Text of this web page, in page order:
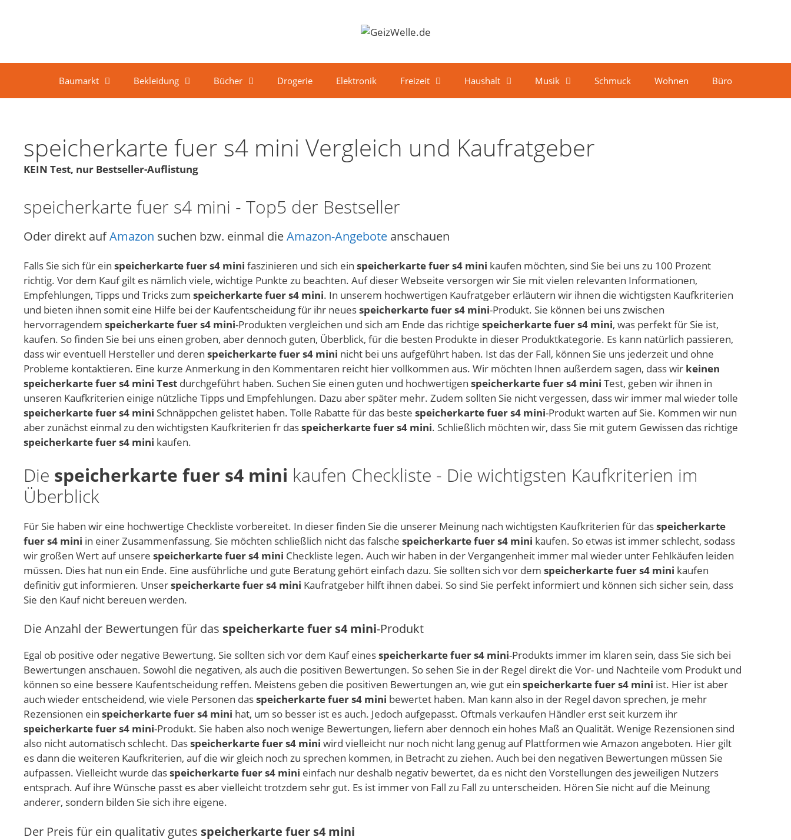
Baumarkt Bekleidung Bücher Drogerie Elektronik Freizeit Haushalt Musik Schmuck Wohnen Büro
speicherkarte fuer s4 mini Vergleich und Kaufratgeber
KEIN Test, nur Bestseller-Auflistung
speicherkarte fuer s4 mini - Top5 der Bestseller
Oder direkt aufAmazon suchen bzw. einmal dieAmazon-Angebote anschauen
Falls Sie sich für ein speicherkarte fuer s4 mini faszinieren und sich ein speicherkarte fuer s4 mini kaufen möchten, sind Sie bei uns zu 100 Prozent
richtig. Vor dem Kauf gilt es nämlich viele, wichtige Punkte zu beachten. Auf dieser Webseite versorgen wir Sie mit vielen relevanten Informationen,
Empfehlungen, Tipps und Tricks zum speicherkarte fuer s4 mini. In unserem hochwertigen Kaufratgeber erläutern wir ihnen die wichtigsten Kaufkriterien
und bieten ihnen somit eine Hilfe bei der Kaufentscheidung für ihr neuesspeicherkarte fuer s4 mini-Produkt. Sie können bei uns zwischen
hervorragendem speicherkarte fuer s4 mini-Produkten vergleichen und sich am Ende das richtige speicherkarte fuer s4 mini, was perfekt für Sie ist,
kaufen. So finden Sie bei uns einen groben, aber dennoch guten, Überblick, für die besten Produkte in dieser Produktkategorie. Es kann natürlich passieren,
dass wir eventuell Hersteller und deren speicherkarte fuer s4 mini nicht bei uns aufgeführt haben. Ist das der Fall, können Sie uns jederzeit und ohne
Probleme kontaktieren. Eine kurze Anmerkung in den Kommentaren reicht hier vollkommen aus. Wir möchten Ihnen außerdem sagen, dass wir keinen
speicherkarte fuer s4 mini Test durchgeführt haben. Suchen Sie einen guten und hochwertigen speicherkarte fuer s4 mini Test, geben wir ihnen in
unseren Kaufkriterien einige nützliche Tipps und Empfehlungen. Dazu aber später mehr. Zudem sollten Sie nicht vergessen, dass wir immer mal wieder tolle
speicherkarte fuer s4 mini Schnäppchen gelistet haben. Tolle Rabatte für das beste speicherkarte fuer s4 mini-Produkt warten auf Sie. Kommen wir nun
aber zunächst einmal zu den wichtigsten Kaufkriterien fr dasspeicherkarte fuer s4 mini. Schließlich möchten wir, dass Sie mit gutem Gewissen das richtige
speicherkarte fuer s4 mini kaufen.
Die speicherkarte fuer s4 mini kaufen Checkliste - Die wichtigsten Kaufkriterien im
Überblick
Für Sie haben wir eine hochwertige Checkliste vorbereitet. In dieser finden Sie die unserer Meinung nach wichtigsten Kaufkriterien für dasspeicherkarte
fuer s4 mini in einer Zusammenfassung. Sie möchten schließlich nicht das falsche speicherkarte fuer s4 mini kaufen. So etwas ist immer schlecht, sodass
wir großen Wert auf unsere speicherkarte fuer s4 mini Checkliste legen. Auch wir haben in der Vergangenheit immer mal wieder unter Fehlkäufen leiden
müssen. Dies hat nun ein Ende. Eine ausführliche und gute Beratung gehört einfach dazu. Sie sollten sich vor dem speicherkarte fuer s4 mini kaufen
definitiv gut informieren. Unserspeicherkarte fuer s4 mini Kaufratgeber hilft ihnen dabei. So sind Sie perfekt informiert und können sich sicher sein, dass
Sie den Kauf nicht bereuen werden.
Die Anzahl der Bewertungen für das speicherkarte fuer s4 mini-Produkt
Egal ob positive oder negative Bewertung. Sie sollten sich vor dem Kauf einesspeicherkarte fuer s4 mini-Produkts immer im klaren sein, dass Sie sich bei
Bewertungen anschauen. Sowohl die negativen, als auch die positiven Bewertungen. So sehen Sie in der Regel direkt die Vor- und Nachteile vom Produkt und
können so eine bessere Kaufentscheidung reffen. Meistens geben die positiven Bewertungen an, wie gut ein speicherkarte fuer s4 mini ist. Hier ist aber
auch wieder entscheidend, wie viele Personen dasspeicherkarte fuer s4 mini bewertet haben. Man kann also in der Regel davon sprechen, je mehr
Rezensionen ein speicherkarte fuer s4 mini hat, um so besser ist es auch. Jedoch aufgepasst. Oftmals verkaufen Händler erst seit kurzem ihr
speicherkarte fuer s4 mini-Produkt. Sie haben also noch wenige Bewertungen, liefern aber dennoch ein hohes Maß an Qualität. Wenige Rezensionen sind
also nicht automatisch schlecht. Dasspeicherkarte fuer s4 mini wird vielleicht nur noch nicht lang genug auf Plattformen wie Amazon angeboten. Hier gilt
es dann die weiteren Kaufkriterien, auf die wir gleich noch zu sprechen kommen, in Betracht zu ziehen. Auch bei den negativen Bewertungen müssen Sie
aufpassen. Vielleicht wurde dasspeicherkarte fuer s4 mini einfach nur deshalb negativ bewertet, da es nicht den Vorstellungen des jeweiligen Nutzers
entsprach. Auf ihre Wünsche passt es aber vielleicht trotzdem sehr gut. Es ist immer von Fall zu Fall zu unterscheiden. Hören Sie nicht auf die Meinung
anderer, sondern bilden Sie sich ihre eigene.
Der Preis für ein qualitativ gutes speicherkarte fuer s4 mini